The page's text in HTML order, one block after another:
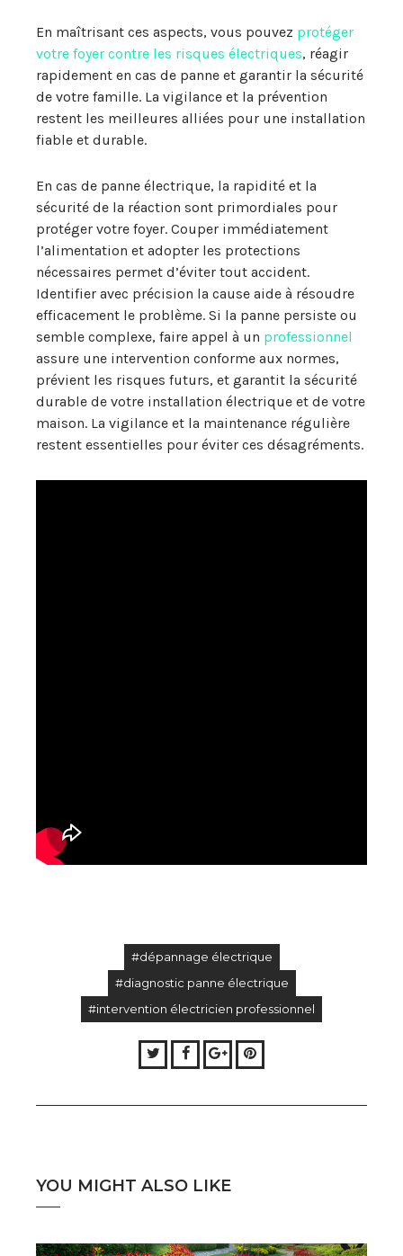
En maîtrisant ces aspects, vous pouvez protéger
votre foyer contre les risques électriques, réagir
rapidement en cas de panne et garantir la sécurité
de votre famille. La vigilance et la prévention
restent les meilleures alliées pour une installation
fiable et durable.
En cas de panne électrique, la rapidité et la
sécurité de la réaction sont primordiales pour
protéger votre foyer. Couper immédiatement
l’alimentation et adopter les protections
nécessaires permet d’éviter tout accident.
Identifier avec précision la cause aide à résoudre
efficacement le problème. Si la panne persiste ou
semble complexe, faire appel à un professionnel
assure une intervention conforme aux normes,
prévient les risques futurs, et garantit la sécurité
durable de votre installation électrique et de votre
maison. La vigilance et la maintenance régulière
restent essentielles pour éviter ces désagréments.
#dépannage électrique
#diagnostic panne électrique
#intervention électricien professionnel
TwitterFacebook
Google+Pinterest
YOU MIGHT ALSO LIKE